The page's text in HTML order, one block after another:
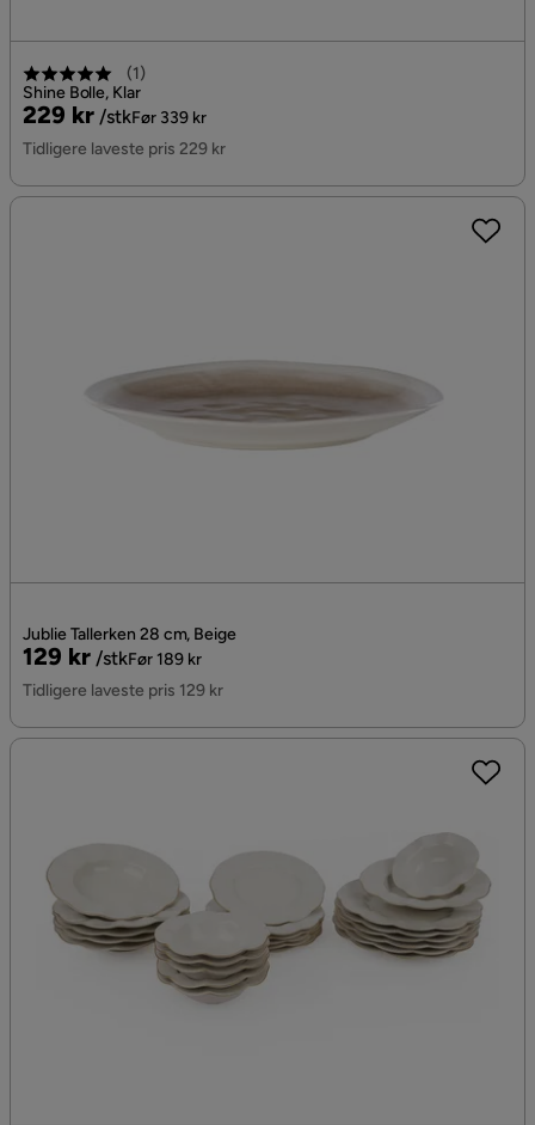
(1)
Shine Bolle, Klar
Pris
229 kr /stk
Original
Pris
Før 339 kr
Tidligere laveste pris 229 kr
Jublie Tallerken 28 cm, Beige
Pris
129 kr /stk
Original
Pris
Før 189 kr
Tidligere laveste pris 129 kr